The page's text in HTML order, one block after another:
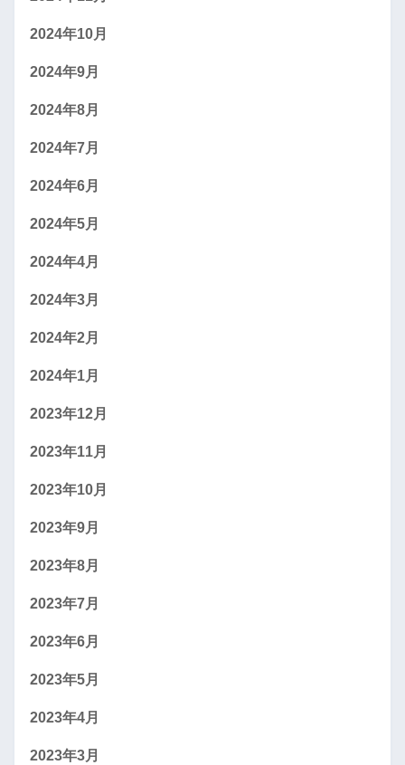
2024年10月
2024年9月
2024年8月
2024年7月
2024年6月
2024年5月
2024年4月
2024年3月
2024年2月
2024年1月
2023年12月
2023年11月
2023年10月
2023年9月
2023年8月
2023年7月
2023年6月
2023年5月
2023年4月
2023年3月